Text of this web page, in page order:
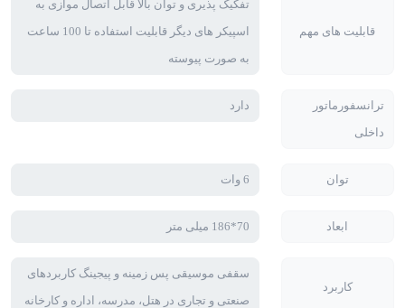
قابلیت های مهم
تفکیک پذیری و توان بالا قابل اتصال موازی به
اسپیکر های دیگر قابلیت استفاده تا 100 ساعت
به صورت پیوسته
ترانسفورماتور
داخلی
دارد
توان 6 وات
ابعاد 70*186 میلی متر
کاربرد
سقفی موسیقی پس زمینه و پیجینگ کاربردهای
صنعتی و تجاری در هتل، مدرسه، اداره و کارخانه